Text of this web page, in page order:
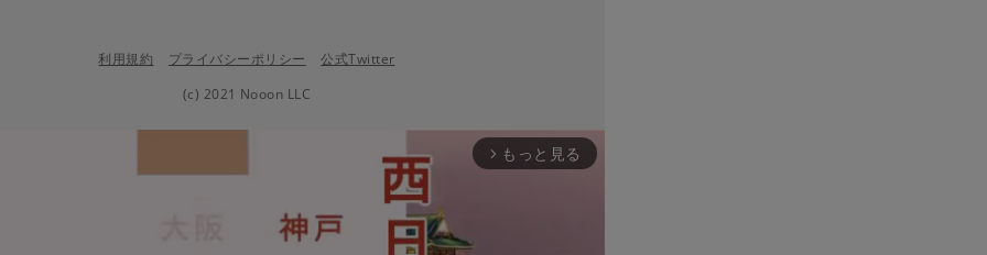
利用規約 プライバシーポリシー
公式Twitter
(c) 2021 Nooon LLC
arrow_forward_ios もっと見る